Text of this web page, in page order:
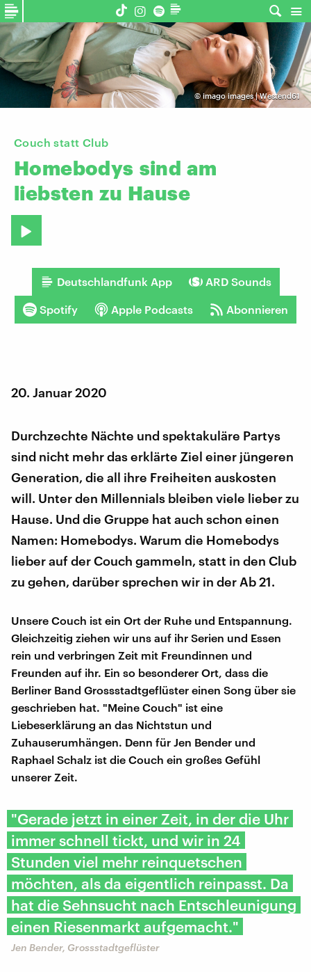
©imago images | Westend61
Couch statt Club
Homebodys sind am
liebsten zu Hause
Deutschlandfunk App ARD Sounds
Spotify Apple Podcasts Abonnieren
20. Januar 2020
Durchzechte Nächte und spektakuläre Partys
sind nicht mehr das erklärte Ziel einer jüngeren
Generation, die all ihre Freiheiten auskosten
will. Unter den Millennials bleiben viele lieber zu
Hause. Und die Gruppe hat auch schon einen
Namen: Homebodys. Warum die Homebodys
lieber auf der Couch gammeln, statt in den Club
zu gehen, darüber sprechen wir in der Ab 21.
Unsere Couch ist ein Ort der Ruhe und Entspannung.
Gleichzeitig ziehen wir uns auf ihr Serien und Essen
rein und verbringen Zeit mit Freundinnen und
Freunden auf ihr. Ein so besonderer Ort, dass die
Berliner Band Grossstadtgeflüster einen Song über sie
geschrieben hat. "Meine Couch" ist eine
Liebeserklärung an das Nichtstun und
Zuhauserumhängen. Denn für Jen Bender und
Raphael Schalz ist die Couch ein großes Gefühl
unserer Zeit.
"Gerade jetzt in einer Zeit, in der die Uhr
immer schnell tickt, und wir in 24
Stunden viel mehr reinquetschen
möchten, als da eigentlich reinpasst. Da
hat die Sehnsucht nach Entschleunigung
einen Riesenmarkt aufgemacht."
Jen Bender, Grossstadtgeflüster